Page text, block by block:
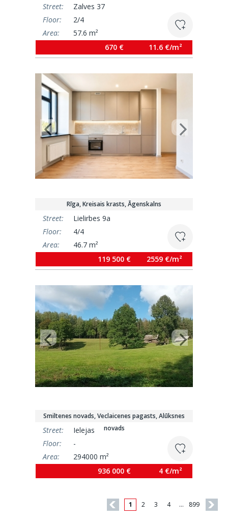
Street:
Zalves 37
Floor:
2/4
Area:
57.6 m²
670 €
11.6 €/m²
Rīga, Kreisais krasts, Āgenskalns
Street:
Lielirbes 9a
Floor:
4/4
Area:
46.7 m²
119 500 €
2559 €/m²
Smiltenes novads, Veclaicenes pagasts, Alūksnes
novads
Street:
Ielejas
Floor:
-
Area:
294000 m²
936 000 €
4 €/m²
1 2 3 4 … 899